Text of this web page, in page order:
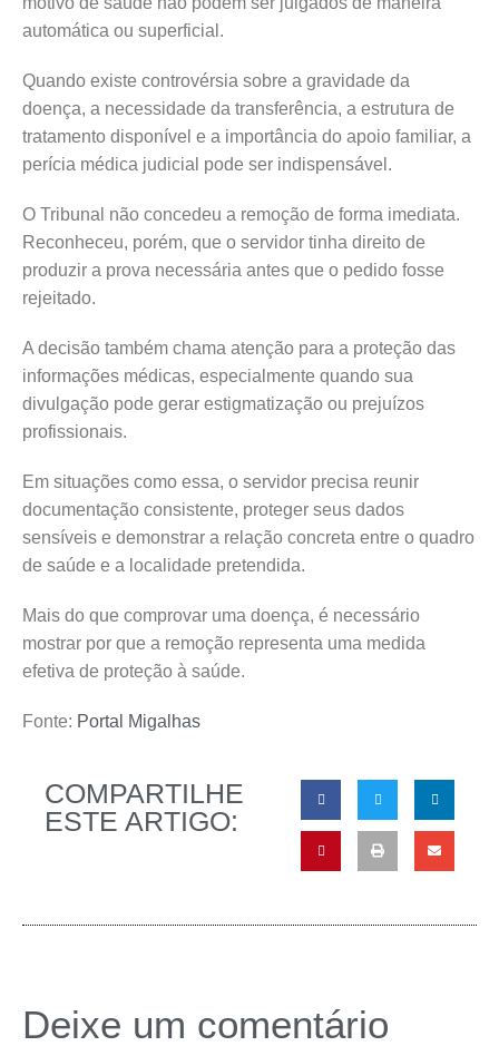
automática ou superficial.
Quando existe controvérsia sobre a gravidade da
doença, a necessidade da transferência, a estrutura de
tratamento disponível e a importância do apoio familiar, a
perícia médica judicial pode ser indispensável.
O Tribunal não concedeu a remoção de forma imediata.
Reconheceu, porém, que o servidor tinha direito de
produzir a prova necessária antes que o pedido fosse
rejeitado.
A decisão também chama atenção para a proteção das
informações médicas, especialmente quando sua
divulgação pode gerar estigmatização ou prejuízos
profissionais.
Em situações como essa, o servidor precisa reunir
documentação consistente, proteger seus dados
sensíveis e demonstrar a relação concreta entre o quadro
de saúde e a localidade pretendida.
Mais do que comprovar uma doença, é necessário
mostrar por que a remoção representa uma medida
efetiva de proteção à saúde.
Fonte: Portal Migalhas
COMPARTILHE
ESTE ARTIGO:
Deixe um comentário